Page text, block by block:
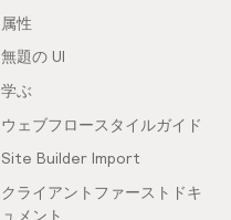
属性
無題の UI
学ぶ
ウェブフロースタイルガイド
Site Builder Import
クライアントファーストドキ
ュメント